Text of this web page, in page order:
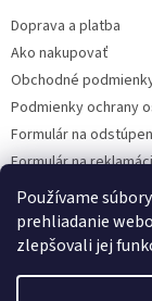
Používame
prehliadanie
zlepšovali jej
Doprava a platba
Ako nakupovať
Obchodné
Podmienky ochrany
Formulár na
Formulár na
Kontakty